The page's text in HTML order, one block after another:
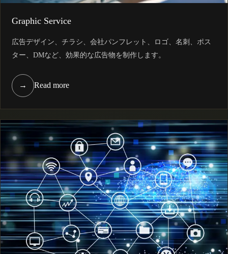
Graphic Service
広告デザイン、チラシ、会社パンフレット、ロゴ、名刺、ポス
ター、DMなど、効果的な広告物を制作します。
→ Read more